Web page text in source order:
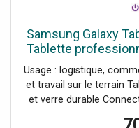
Samsung Galaxy
Tablette
avec 5G, Wifi
Usage : logistique,
et travail sur le terrain
et verre durable